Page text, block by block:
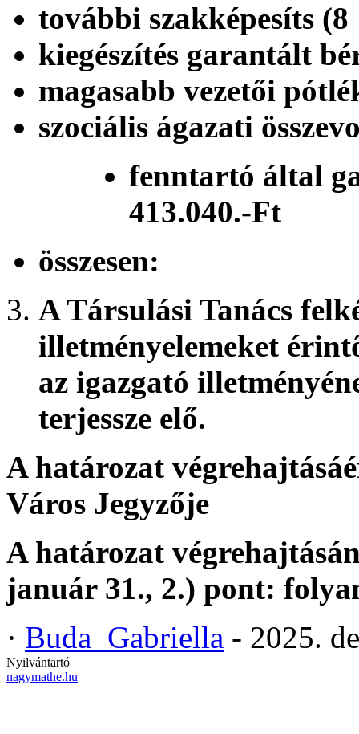
további
kiegészítés garantált
magasabb vezetői
szociális ágazati
fenntartó által
413.040.-Ft
A Társulási Tanács
illetményelemeket
az igazgató
terjessze elő.
A határozat
Város Jegyzője
A határozat
január 31., 2.) pont:
· Buda_Gabriella - 2025.
Nyilvántartó
nagymathe.hu